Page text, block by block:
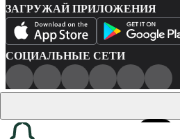
ЗАГРУЖАЙ ПРИЛОЖЕНИЯ
СОЦИАЛЬНЫЕ СЕТИ
Политика конфиденциальности
Карта сайта